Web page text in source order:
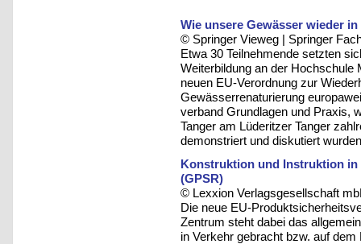
Wie unsere Gewässer wieder
© Springer Vieweg | Springer
Etwa 30 Teilnehmende setzten
Weiterbildung an der Hochschule
neuen EU-Verordnung zur
Gewässerrenaturierung
verband Grundlagen und Praxis,
Tanger am Lüderitzer Tanger
demonstriert und diskutiert
Konstruktion und Instruktion
(GPSR)
© Lexxion Verlagsgesellschaft
Die neue EU-
Zentrum steht dabei das
in Verkehr gebracht bzw. auf